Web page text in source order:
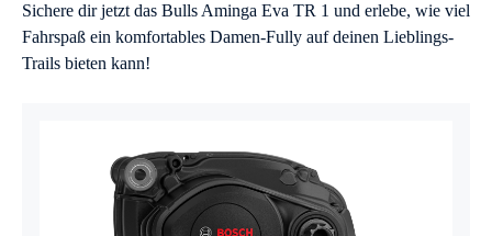
Sichere dir jetzt das Bulls Aminga Eva TR 1 und erlebe, wie viel
Fahrspaß ein komfortables Damen-Fully auf deinen Lieblings-
Trails bieten kann!